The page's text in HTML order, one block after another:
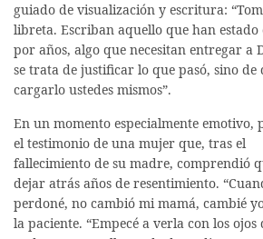
guiado de visualización y escritura:
libreta. Escriban aquello que han
por años, algo que necesitan entregar a
se trata de justificar lo que pasó, sino de
cargarlo ustedes mismos”.
En un momento especialmente emotivo,
el testimonio de una mujer que, tras el
fallecimiento de su madre, comprendió
dejar atrás años de resentimiento.
perdoné, no cambió mi mamá, cambié
la paciente. “Empecé a verla con los ojos